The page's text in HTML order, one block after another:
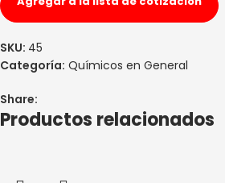
SKU: 45
Categoría: Químicos en General
Share:
Productos relacionados